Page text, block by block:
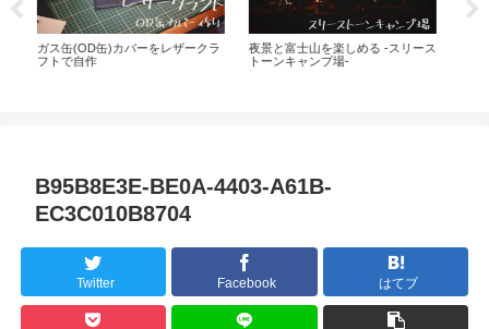
夜景と富士山を楽しめる -スリース
トーンキャンプ場-
ヘキサライトの二股化-純正アジャ
スタブルタープポールエクステン
B95B8E3E-BE0A-4403-A61B-
EC3C010B8704
Twitter Facebook はてブ